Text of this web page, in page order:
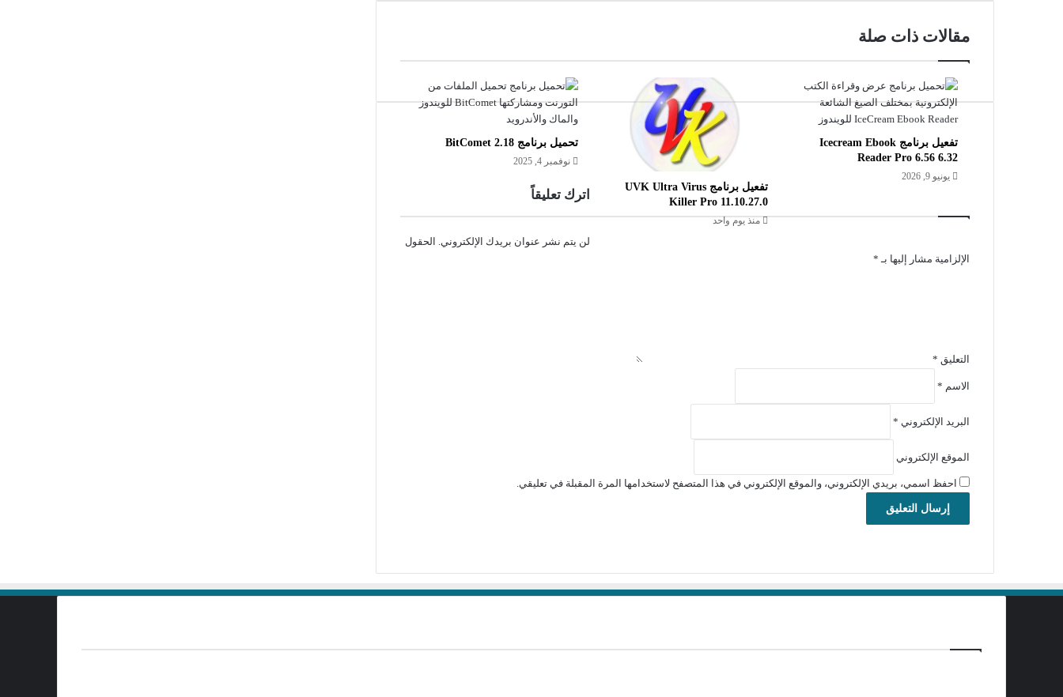
مقالات ذات صلة
تفعيل برنامج Icecream Ebook
Reader Pro 6.56 6.32
يونيو 9, 2026
تفعيل برنامج UVK Ultra Virus
Killer Pro 11.10.27.0
منذ يوم واحد
تحميل برنامج BitComet 2.18
نوفمبر 4, 2025
اترك تعليقاً
لن يتم نشر عنوان بريدك الإلكتروني. الحقول
الإلزامية مشار إليها بـ *
التعليق *
الاسم *
البريد الإلكتروني *
الموقع الإلكتروني
احفظ اسمي، بريدي الإلكتروني، والموقع الإلكتروني في هذا المتصفح لاستخدامها المرة المقبلة في تعليقي.